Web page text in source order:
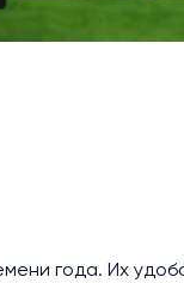
года. Их